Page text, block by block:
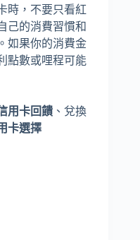
時，不要只看紅
己的消費習慣和
如果你的消費金
點數或哩程可能
用卡回饋 、兌換
卡選擇